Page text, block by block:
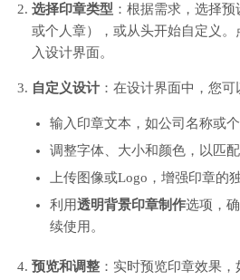
选择印章类型 ：根据需求，选择
或个人章），或从头开始自定义。
入设计界面。
自定义设计：在设计界面中，您可
输入印章文本，如公司名称或个
调整字体、大小和颜色，以匹配
上传图像或Logo，增强印章的
利用透明背景印章制作选项，
续使用。
预览和调整 ：实时预览印章效果